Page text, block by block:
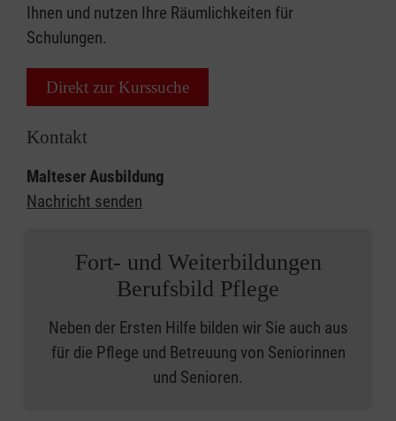
Ihnen und nutzen Ihre Räumlichkeiten für
Schulungen.
Direkt zur Kurssuche
Kontakt
Malteser Ausbildung
Nachricht senden
Fort- und Weiterbildungen
Berufsbild Pflege
Neben der Ersten Hilfe bilden wir Sie auch aus
für die Pflege und Betreuung von Seniorinnen
und Senioren.